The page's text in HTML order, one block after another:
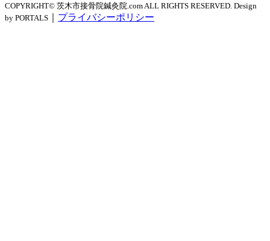
COPYRIGHT© 茨木市接骨院鍼灸院.com ALL RIGHTS RESERVED. Design
by PORTALS
プライバシーポリシー